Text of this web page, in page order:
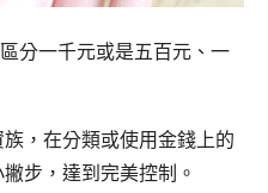
區分一千元或是五百元、一
，在分類或使用金錢上的
步，達到完美控制。